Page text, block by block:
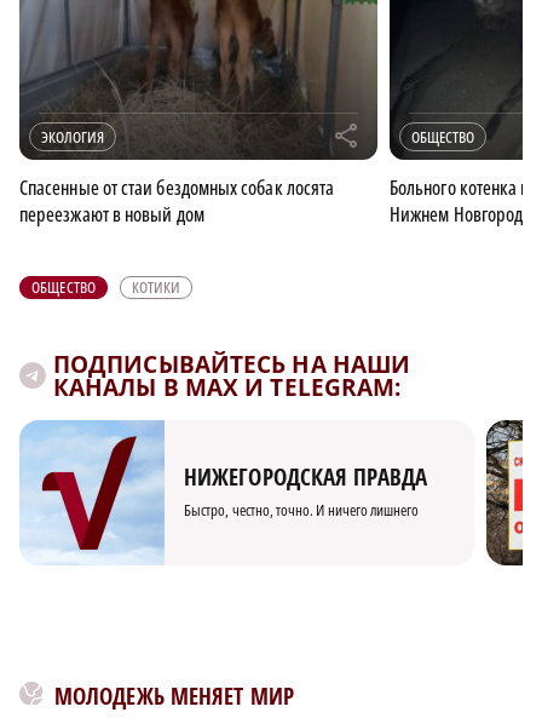
ЭКОЛОГИЯ r
Спасенные от стаи бездомных собак лосята
переезжают в новый дом
ОБЩЕСТВО
Больного котенка
Нижнем Новгороде
ОБЩЕСТВО КОТИКИ
ПОДПИСЫВАЙТЕСЬ НА НАШИ
КАНАЛЫ В MAX И TELEGRAM:
НИЖЕГОРОДСКАЯ ПРАВДА
Быстро, честно, точно. И ничего лишнего
МОЛОДЕЖЬ МЕНЯЕТ МИР